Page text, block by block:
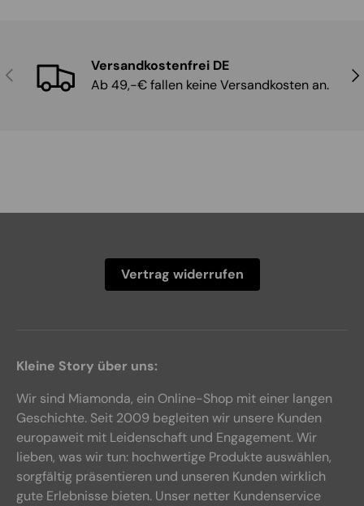
Vorherige
Versandkostenfrei DE
Ab 49,-€ fallen keine Versandkosten an.
Vertrag widerrufen
Kleine Story über uns:
Wir sind Miamonda, ein Online-Shop mit einer langen
Geschichte. Seit 2009 begleiten wir unsere Kunden
europaweit mit Leidenschaft und Engagement. Wir
lieben, was wir tun: hochwertige Produkte auswählen,
sorgfältig präsentieren und unseren Kunden wirklich
gute Erlebnisse bieten. Unser netter Kundenservice